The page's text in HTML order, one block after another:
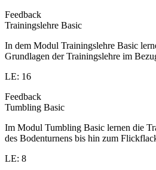
Feedback
Trainingslehre Basic
In dem Modul Trainingslehre Basic
Grundlagen der Trainingslehre im
LE: 16
Feedback
Tumbling Basic
Im Modul Tumbling Basic lernen die
des Bodenturnens bis hin zum
LE: 8